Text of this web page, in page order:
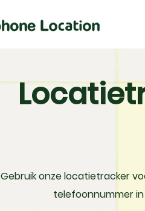
Gebruik onze locatietracker
telefoonnummer